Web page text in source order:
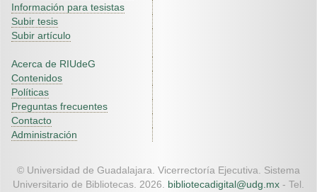
Información para tesistas
Subir tesis
Subir artículo
Acerca de RIUdeG
Contenidos
Políticas
Preguntas frecuentes
Contacto
Administración
© Universidad de Guadalajara. Vicerrectoría Ejecutiva. Sistema
Universitario de Bibliotecas. 2026. bibliotecadigital@udg.mx - Tel.